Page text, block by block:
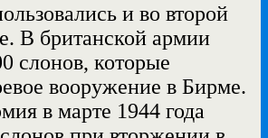
и во второй
В британской армии
слонов, которые
вооружение в Бирме.
в марте 1944 года